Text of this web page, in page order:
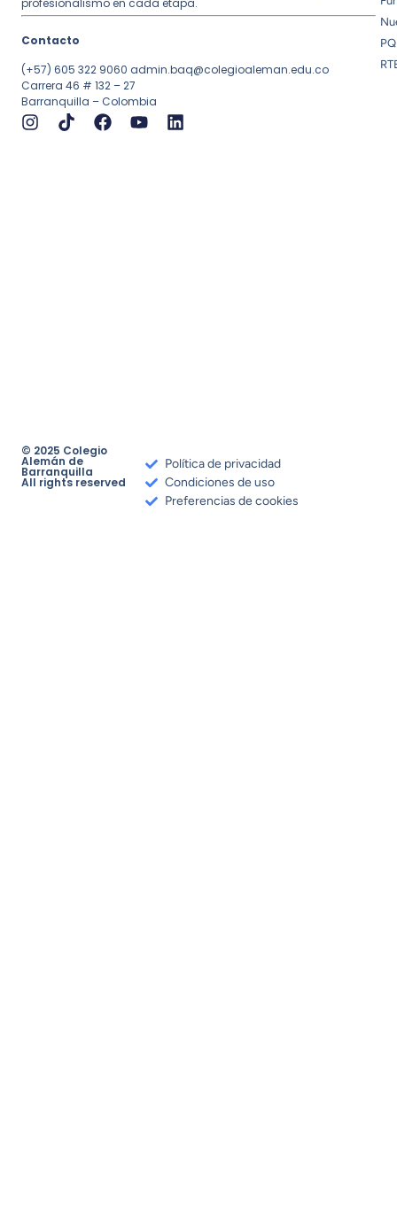
profesionalismo en cada etapa.
Contacto
(+57) 605 322 9060 admin.baq@colegioaleman.edu.co
Carrera 46 # 132 – 27
Barranquilla – Colombia
© 2025 Colegio
Alemán de
Barranquilla
All rights reserved
Política de privacidad
Condiciones de uso
Preferencias de cookies